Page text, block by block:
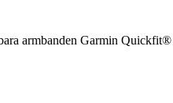
armbanden Garmin